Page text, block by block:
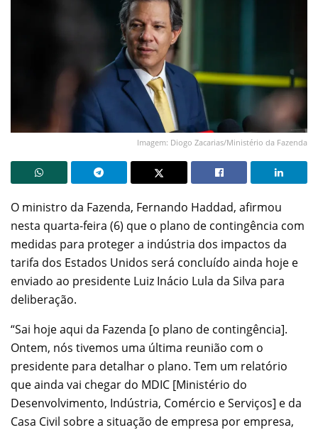
Imagem: Diogo Zacarias/Ministério da Fazenda
O ministro da Fazenda, Fernando Haddad, afirmou
nesta quarta-feira (6) que o plano de contingência com
medidas para proteger a indústria dos impactos da
tarifa dos Estados Unidos será concluído ainda hoje e
enviado ao presidente Luiz Inácio Lula da Silva para
deliberação.
“Sai hoje aqui da Fazenda [o plano de contingência].
Ontem, nós tivemos uma última reunião com o
presidente para detalhar o plano. Tem um relatório
que ainda vai chegar do MDIC [Ministério do
Desenvolvimento, Indústria, Comércio e Serviços] e da
Casa Civil sobre a situação de empresa por empresa,